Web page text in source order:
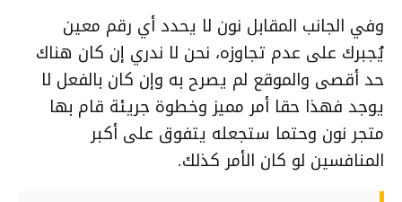
وفي الجانب المقابل نون لا يحدد أي رقم معين
يُجبرك على عدم تجاوزه، نحن لا ندري إن كان هناك
حد أقصى والموقع لم يصرح به وإن كان بالفعل لا
يوجد فهذا حقا أمر مميز وخطوة جريئة قام بها
متجر نون وحتما ستجعله يتفوق على أكبر
المنافسين لو كان الأمر كذلك.